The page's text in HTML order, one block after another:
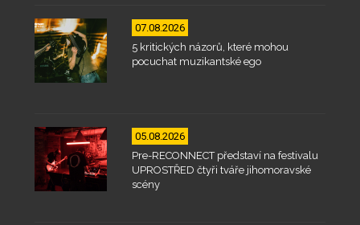
07.08.2026
5 kritických názorů, které mohou
pocuchat muzikantské ego
05.08.2026
Pre-RECONNECT představí na festivalu
UPROSTŘED čtyři tváře jihomoravské
scény